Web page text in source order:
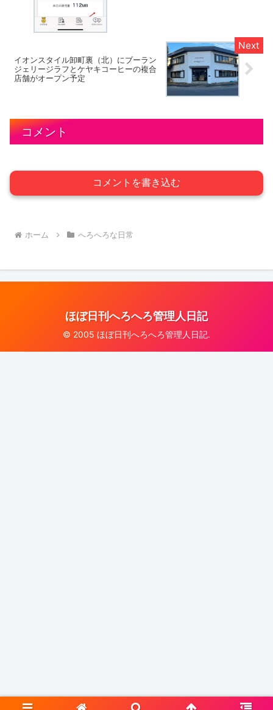
イオンスタイル卸町裏（北）にブーラン
ジェリージラフとケヤキコーヒーの複合
店舗がオープン予定
コメント
コメントを書き込む
ホーム へろへろな日常
ほぼ日刊へろへろ管理人日記
© 2005 ほぼ日刊へろへろ管理人日記.